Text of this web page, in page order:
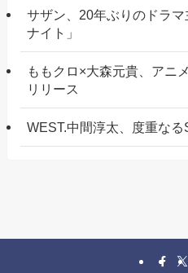
サザン、20年ぶりのドラ
ナイト」
ももクロ×大森元貴、アニ
リリース
WEST.中間淳太、度重なる